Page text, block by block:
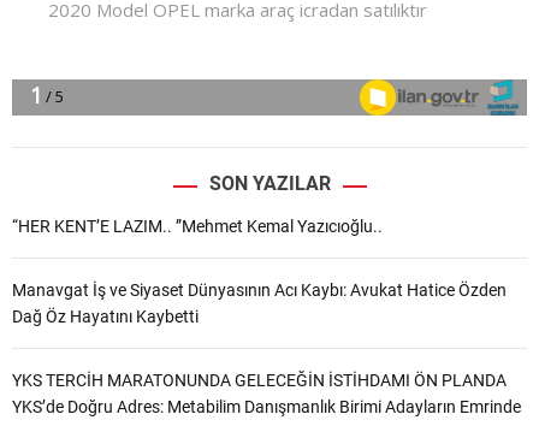
SON YAZILAR
“HER KENT’E LAZIM.. ”Mehmet Kemal Yazıcıoğlu..
Manavgat İş ve Siyaset Dünyasının Acı Kaybı: Avukat Hatice Özden
Dağ Öz Hayatını Kaybetti
YKS TERCİH MARATONUNDA GELECEĞİN İSTİHDAMI ÖN PLANDA
YKS’de Doğru Adres: Metabilim Danışmanlık Birimi Adayların Emrinde